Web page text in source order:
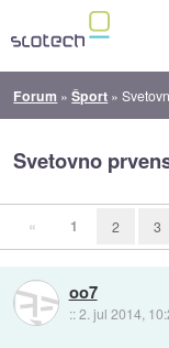
Forum »Šport »
Svetovno
« 1 2 3
oo7
::2. jul 2014,